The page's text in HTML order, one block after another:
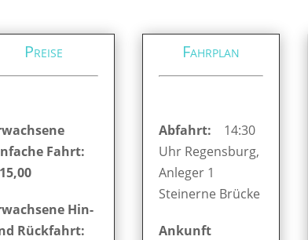
Preise
Fahrt:
Hin-
Rückfahrt:
Fahrplan
Abfahrt: 14:30
Uhr Regensburg,
Anleger 1
Steinerne Brücke
Ankunft